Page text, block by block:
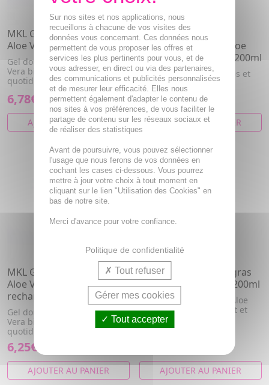
MKL Gel douche Surgras
Aloe Vera Bio flacon 1l
Gel douche enrichi en Aloe
Vera bio usage fréquent et
quotidien.
6,78€
AJOUTER AU PANIER
MKL Cosm'Ethik Gel
Douche surgras à l'aloe
vera bio du Mexique 200ml
Gel douche visage, corps et
cheveux à l'aloe véra
2,87€
AJOUTER AU PANIER
MKL Gel douche Surgras
Aloe Vera Bio eco-
recharge 900ml
Gel douche enrichi en Aloe
Vera bio usage fréquent et
quotidien.
6,25€
AJOUTER AU PANIER
MKL Gel douche Surgras
Aloe Vera Bio flacon 200ml
Gel douche enrichi en Aloe
Vera bio usage fréquent et
quotidien.
AJOUTER AU PANIER
Sur nos sites et nos applications, nous
recueillons à chacune de vos visites des
données vous concernant. Ces données nous
permettent de vous proposer les offres et
services les plus pertinents pour vous, et de
vous adresser, en direct ou via des partenaires,
des communications et publicités personnalisées
et de mesurer leur efficacité. Elles nous
permettent également d'adapter le contenu de
nos sites à vos préférences, de vous faciliter le
partage de contenu sur les réseaux sociaux et
de réaliser des statistiques
Avant de poursuivre, vous pouvez sélectionner
l'usage que nous ferons de vos données en
cochant les cases ci-dessous. Vous pourrez
mettre à jour votre choix à tout moment en
cliquant sur le lien "Utilisation des Cookies" en
bas de notre site.
Merci d'avance pour votre confiance.
Politique de confidentialité
Tout refuser
Gérer mes cookies
Tout accepter